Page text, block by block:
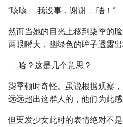
“咳咳……我没事，谢谢……唔！”
然而当她的目光上移到柒季的
两眼瞪大，幽绿色的眸子透露出
……哈？这是几个意思？
柒季顿时奇怪。虽说根据观察
远远超出这群人的，他们为此感
但栗发少女此时的表情绝对不